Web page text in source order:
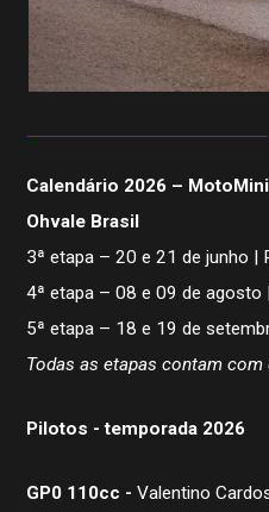
Calendário
Competições
Pilotos
Calendário 2026 –
Ohvale Brasil
3ª etapa – 20 e 21 de junho |
4ª etapa – 08 e 09 de agosto
5ª etapa – 18 e 19 de
Todas as etapas contam
Pilotos - temporada 2026
GP0 110cc -Valentino